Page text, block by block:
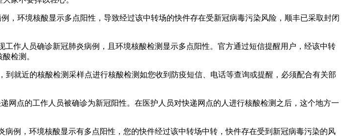
，环境核酸显示多点阳性，导致经过该中转场的快件存在受新冠病毒污染风险，顺丰已采取封闭
作人员确诊新冠肺炎病例，且环境核酸检测显示多点阳性。官方通过短信提醒用户，经该中转
检测。
就近的核酸检测采样点进行核酸检测如您收到防疫短信、电话等查询或提醒，必须配合有关部
网点的工作人员被确诊为新冠阳性。在医护人员对快递网点的人进行核酸检测之后，这个地方一
例，环境核酸显示有多点阳性，您的快件经过该中转场中转，快件存在受到新冠病毒污染的风